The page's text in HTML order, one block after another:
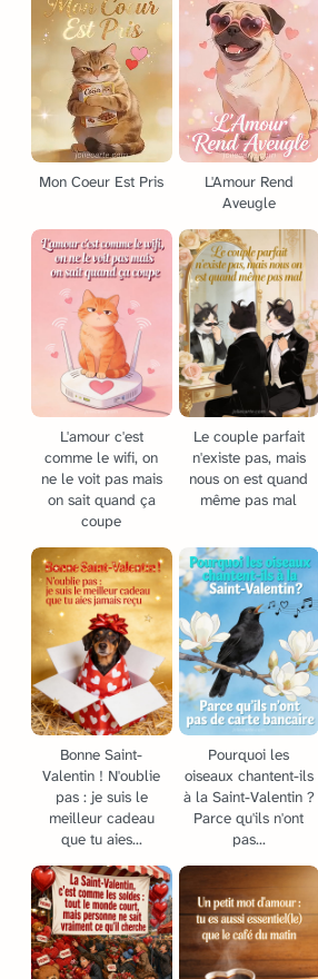
Mon Coeur Est Pris
L'Amour Rend
Aveugle
L'amour c'est
comme le wifi, on
ne le voit pas mais
on sait quand ça
coupe
Le couple parfait
n'existe pas, mais
nous on est quand
même pas mal
Bonne Saint-
Valentin ! N'oublie
pas : je suis le
meilleur cadeau
que tu aies...
Pourquoi les
oiseaux chantent-ils
à la Saint-Valentin ?
Parce qu'ils n'ont
pas...